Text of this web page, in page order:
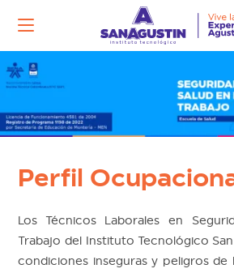
contenido
Perfil
Los Técnicos Laborales en
Trabajo del Instituto Tecnológico
condiciones inseguras y peligros de